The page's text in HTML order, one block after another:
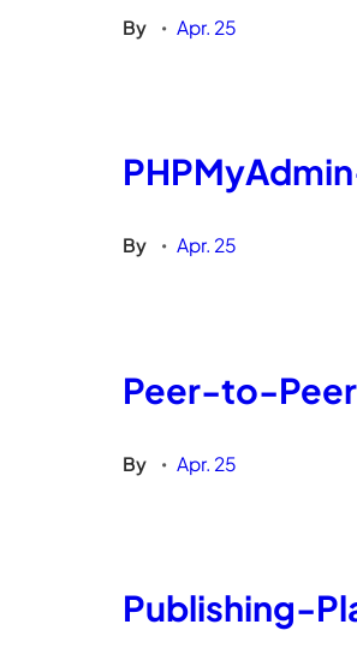
By • Apr. 25
By • Apr. 25
Peer-to-
By • Apr. 25
Publishing-